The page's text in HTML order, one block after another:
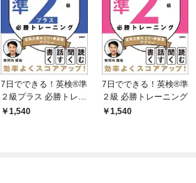
7日でできる！英検®準
２級プラス 必勝トレー
ニング
1,540
7日でできる！英検®準
２級 必勝トレーニング
1,540